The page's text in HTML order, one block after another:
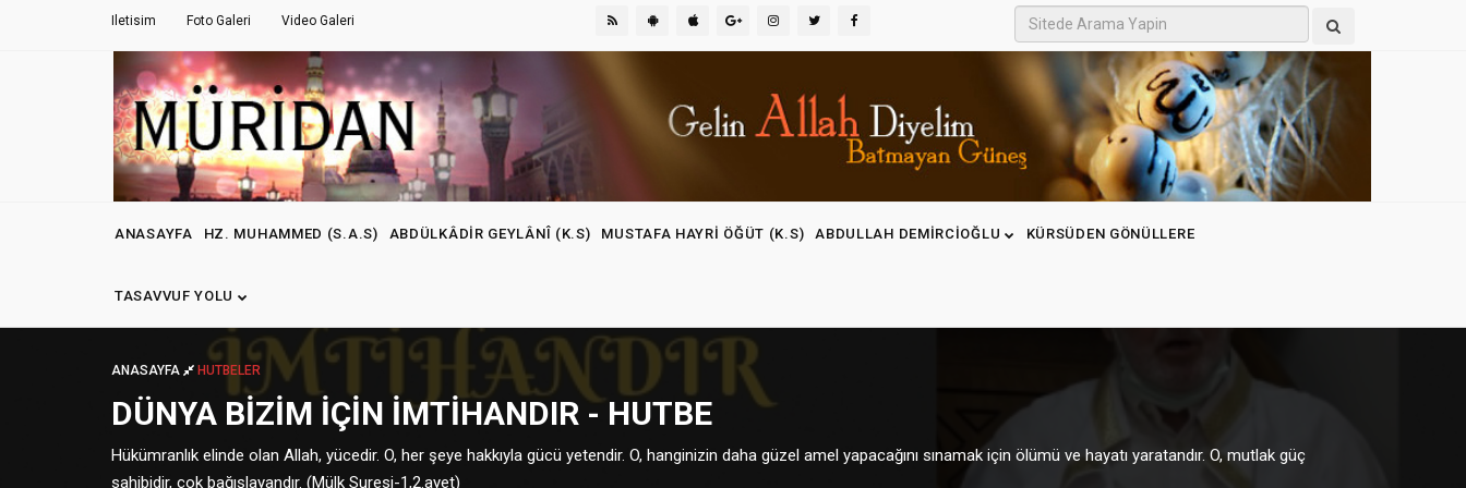
Iletisim Foto Galeri Video Galeri
ANASAYFA HZ. MUHAMMED (S.A.S) ABDÜLKÂDIR GEYLÂNÎ (K.S) MUSTAFA HAYRI ÖĞÜT (K.S) ABDULLAH DEMIRCIOĞLU KÜRSÜDEN GÖNÜLLERE
TASAVVUF YOLU
ANASAYFA HUTBELER
DÜNYA BIZIM İÇIN İMTIHANDIR - HUTBE
Hükümranlık elinde olan Allah, yücedir. O, her şeye hakkıyla gücü yetendir. O, hanginizin daha güzel amel yapacağını sınamak için ölümü ve hayatı yaratandır. O, mutlak güç
sahibidir, çok bağışlayandır. (Mülk Suresi-1,2.ayet)